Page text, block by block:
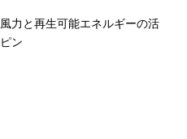
力と再生可能エネルギーの活
ン